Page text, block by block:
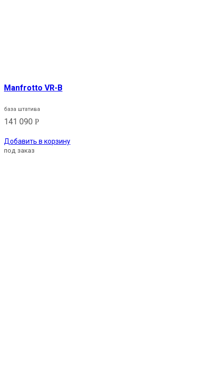
Manfrotto VR-B
база штатива
141 090 Р
Добавить в корзину
под заказ